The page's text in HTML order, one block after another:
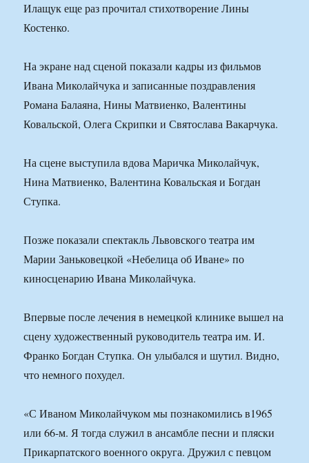
Илащук еще раз прочитал стихотворение Лины
Костенко.
На экране над сценой показали кадры из фильмов
Ивана Миколайчука и записанные поздравления
Романа Балаяна, Нины Матвиенко, Валентины
Ковальской, Олега Скрипки и Святослава Вакарчука.
На сцене выступила вдова Маричка Миколайчук,
Нина Матвиенко, Валентина Ковальская и Богдан
Ступка.
Позже показали спектакль Львовского театра им
Марии Заньковецкой «Небелица об Иване» по
киносценарию Ивана Миколайчука.
Впервые после лечения в немецкой клинике вышел на
сцену художественный руководитель театра им. И.
Франко Богдан Ступка. Он улыбался и шутил. Видно,
что немного похудел.
«С Иваном Миколайчуком мы познакомились в1965
или 66-м. Я тогда служил в ансамбле песни и пляски
Прикарпатского военного округа. Дружил с певцом